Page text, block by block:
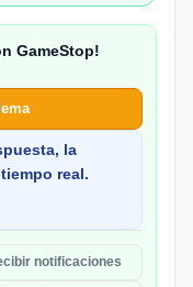
GameStop!
la
real.
notificaciones